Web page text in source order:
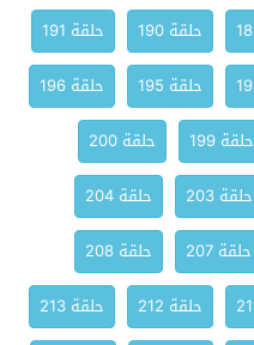
حلقة 190
حلقة 191
حلقة 195
حلقة 196
حلقة 199
حلقة 200
حلقة 203
حلقة 204
حلقة 207
حلقة 208
حلقة 212
حلقة 213